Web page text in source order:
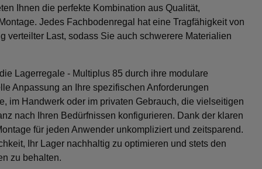
Ihnen die perfekte Kombination aus Qualität,
Jedes Fachbodenregal hat eine Tragfähigkeit von
verteilter Last, sodass Sie auch schwerere Materialien
Lagerregale - Multiplus 85 durch ihre modulare
Anpassung an Ihre spezifischen Anforderungen
im Handwerk oder im privaten Gebrauch, die vielseitigen
nach Ihren Bedürfnissen konfigurieren. Dank der klaren
für jeden Anwender unkompliziert und zeitsparend.
Ihr Lager nachhaltig zu optimieren und stets den
zu behalten.